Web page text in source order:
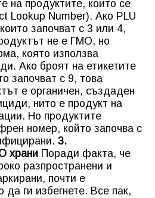
на продуктите, които се
Lookup Number). Ако PLU
започват с 3 или 4,
не е ГМО, но
която използва
Ако броят на етикетите
започват с 9, това
е органичен, създаден
нито е продукт на
Но продуктите
номер, който започва с
3.
храни Поради факта, че
разпространени и
почти е
да ги избегнете. Все пак,